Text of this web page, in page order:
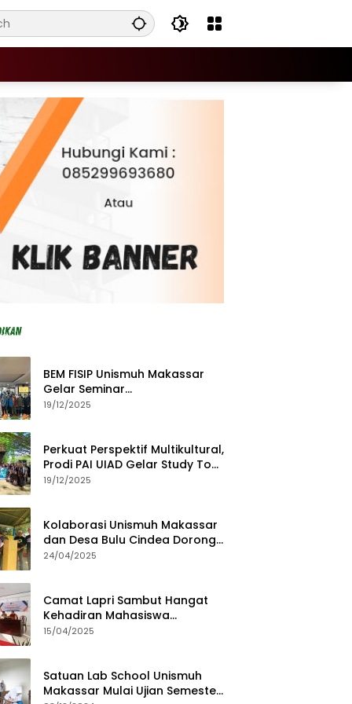
BEM FISIP Unismuh Makassar
Gelar Seminar
Keperempuanan, Bahas
19/12/2025
Perkuat Perspektif Multikultural,
Prodi PAI UIAD Gelar Study Tour
ke Kajang
19/12/2025
Kolaborasi Unismuh Makassar
dan Desa Bulu Cindea Dorong
Sentra Garam Industri
24/04/2025
Camat Lapri Sambut Hangat
Kehadiran Mahasiswa
PoltekMu
15/04/2025
Satuan Lab School Unismuh
Makassar Mulai Ujian Semester,